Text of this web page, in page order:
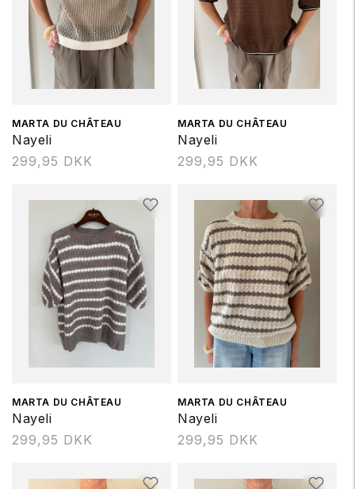
Forhandler:
MARTA DU CHÂTEAU
Nayeli
Normalpris
299,95 DKK
Forhandler:
MARTA DU CHÂTEAU
Nayeli
Normalpris
299,95 DKK
Forhandler:
MARTA DU CHÂTEAU
Nayeli
Normalpris
299,95 DKK
Forhandler:
MARTA DU CHÂTEAU
Nayeli
Normalpris
299,95 DKK